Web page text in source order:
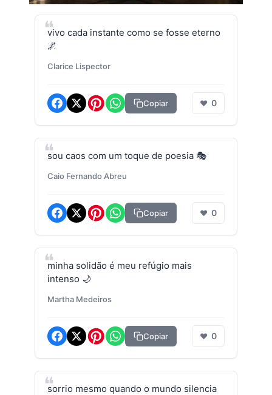
vivo cada instante como se fosse eterno
🌌
Clarice Lispector
Copiar ❤ 0
sou caos com um toque de poesia 🎭
Caio Fernando Abreu
Copiar ❤ 0
minha solidão é meu refúgio mais
intenso 🌙
Martha Medeiros
Copiar ❤ 0
sorrio mesmo quando o mundo silencia